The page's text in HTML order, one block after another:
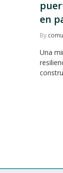
en
By
Una